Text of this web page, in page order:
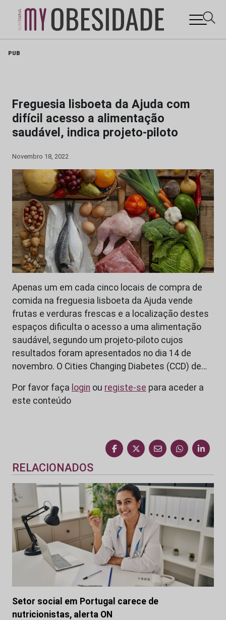
PUB
Freguesia lisboeta da Ajuda com
difícil acesso a alimentação
saudável, indica projeto-piloto
Novembro 18, 2022
Apenas um em cada cinco locais de compra de
comida na freguesia lisboeta da Ajuda vende
frutas e verduras frescas e a localização destes
espaços dificulta o acesso a uma alimentação
saudável, segundo um projeto-piloto cujos
resultados foram apresentados no dia 14 de
novembro. O Cities Changing Diabetes (CCD) de…
Por favor faça login ou registe-se para aceder a
este conteúdo
RELACIONADOS
Setor social em Portugal carece de
nutricionistas, alerta ON